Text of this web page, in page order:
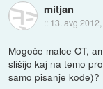
mitjan
:: 13. avg
Mogoče malce OT,
slišijo kaj na temo
samo pisanje kode)?